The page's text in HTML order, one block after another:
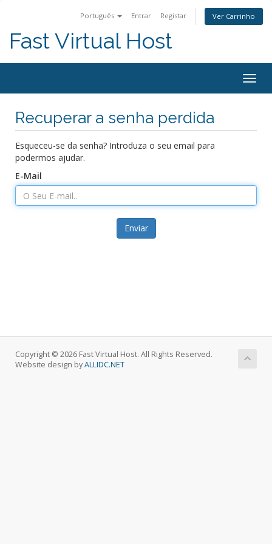
Português Entrar Registar Ver Carrinho
Fast Virtual Host
Recuperar a senha perdida
Esqueceu-se da senha? Introduza o seu email para
podermos ajudar.
E-Mail
Enviar
Copyright © 2026 Fast Virtual Host. All Rights Reserved.
Website design byALLIDC.NET